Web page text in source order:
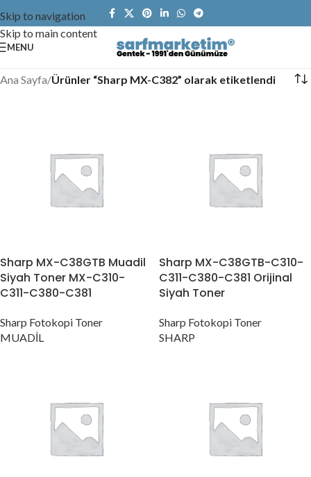
Skip to navigation
Skip to main content
MENU
Ana Sayfa/Ürünler “Sharp MX-C382” olarak etiketlendi
Sharp MX-C38GTB Muadil
Siyah Toner MX-C310-
C311-C380-C381
Sharp Fotokopi Toner
MUADİL
Sharp MX-C38GTB-C310-
C311-C380-C381 Orijinal
Siyah Toner
Sharp Fotokopi Toner
SHARP